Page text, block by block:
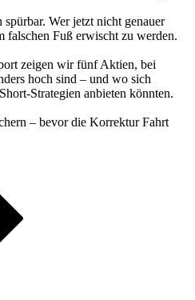
Wer jetzt nicht genauer
falschen Fuß erwischt zu werden.
zeigen wir fünf Aktien, bei
hoch sind – und wo sich
Strategien anbieten könnten.
– bevor die Korrektur Fahrt